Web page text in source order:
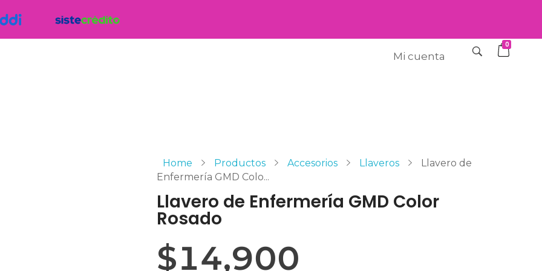
Mi cuenta
0
Home Productos Accesorios Llaveros
Llavero de
Enfermería GMD Colo...
Llavero de Enfermería GMD Color
Rosado
$14,900